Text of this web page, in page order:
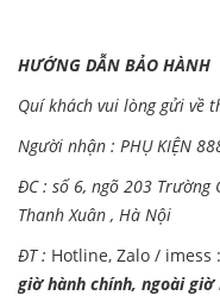
HƯỚNG DẪN BẢO HÀNH
Quí khách vui lòng gửi về
Người nhận : PHỤ KIỆN
ĐC : số 6, ngõ 203 Trường
Thanh Xuân , Hà Nội
ĐT : Hotline, Zalo / imess :
giờ hành chính, ngoài